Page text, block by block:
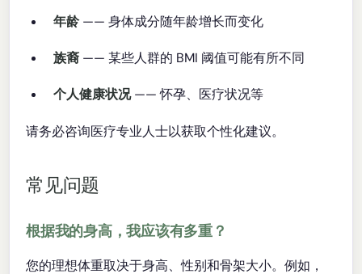
年龄—— 身体成分随年龄增长而变化
族裔 —— 某些人群的 BMI 阈值可能有所不同
个人健康状况—— 怀孕、医疗状况等
请务必咨询医疗专业人士以获取个性化建议。
常见问题
根据我的身高，我应该有多重？
您的理想体重取决于身高、性别和骨架大小。例如，